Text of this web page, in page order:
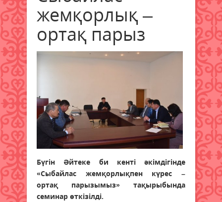
жемқорлық –
ортақ парыз
Бүгін Әйтеке би кенті әкімдігінде
«Сыбайлас жемқорлықпен күрес –
ортақ парызымыз» тақырыбында
семинар өткізілді.